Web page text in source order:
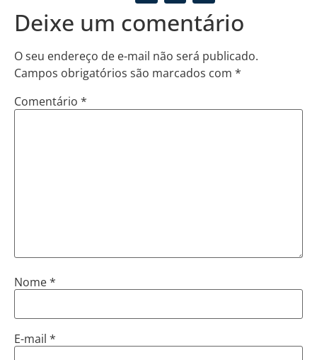
Deixe um comentário
O seu endereço de e-mail não será publicado.
Campos obrigatórios são marcados com *
Comentário *
Nome*
E-mail *